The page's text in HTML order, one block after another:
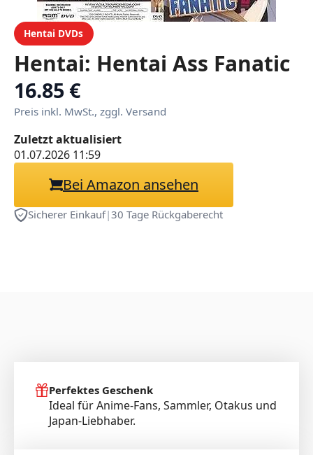
Hentai DVDs
Hentai: Hentai Ass Fanatic
16.85 €
Preis inkl. MwSt., zggl. Versand
Zuletzt aktualisiert
01.07.2026 11:59
Bei Amazon ansehen
Sicherer Einkauf|30 Tage Rückgaberecht
Perfektes Geschenk
Ideal für Anime-Fans, Sammler, Otakus und
Japan-Liebhaber.